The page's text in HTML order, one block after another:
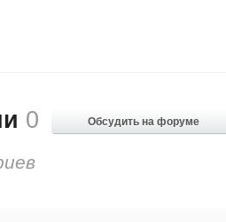
Обсудить на форуме
0